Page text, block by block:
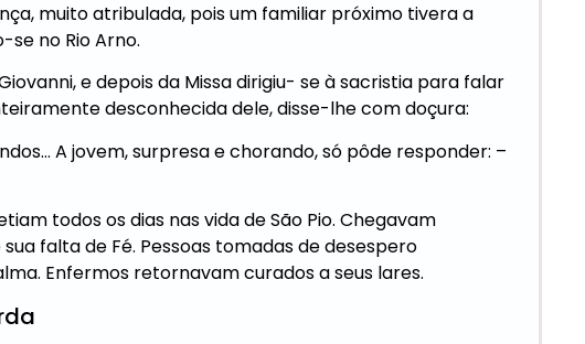
muito atribulada, pois um familiar próximo tivera a
no Rio Arno.
e depois da Missa dirigiu- se à sacristia para falar
desconhecida dele, disse-lhe com doçura:
A jovem, surpresa e chorando, só pôde responder: –
todos os dias nas vida de São Pio. Chegavam
falta de Fé. Pessoas tomadas de desespero
Enfermos retornavam curados a seus lares.